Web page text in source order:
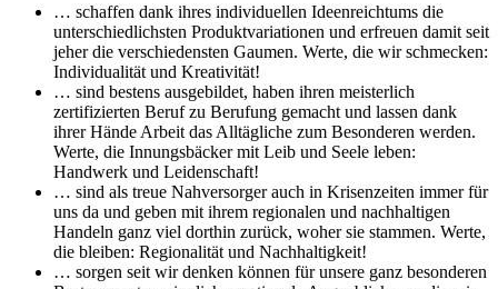
… schaffen dank ihres individuellen Ideenreichtums die
unterschiedlichsten Produktvariationen und erfreuen damit seit
jeher die verschiedensten Gaumen. Werte, die wir schmecken:
Individualität und Kreativität!
… sind bestens ausgebildet, haben ihren meisterlich
zertifizierten Beruf zu Berufung gemacht und lassen dank
ihrer Hände Arbeit das Alltägliche zum Besonderen werden.
Werte, die Innungsbäcker mit Leib und Seele leben:
Handwerk und Leidenschaft!
… sind als treue Nahversorger auch in Krisenzeiten immer für
uns da und geben mit ihrem regionalen und nachhaltigen
Handeln ganz viel dorthin zurück, woher sie stammen. Werte,
die bleiben: Regionalität und Nachhaltigkeit!
… sorgen seit wir denken können für unsere ganz besonderen